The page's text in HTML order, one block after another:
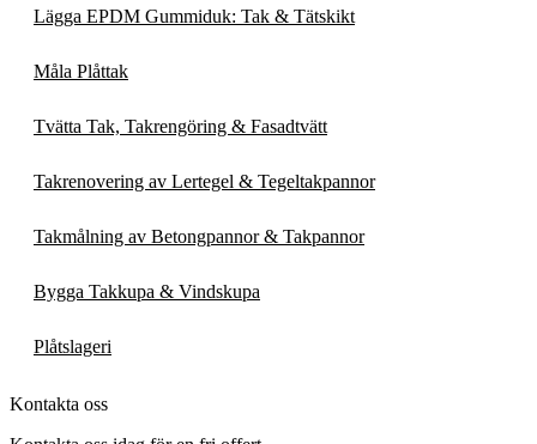
Lägga EPDM Gummiduk: Tak & Tätskikt
Måla Plåttak
Tvätta Tak, Takrengöring & Fasadtvätt
Takrenovering av Lertegel & Tegeltakpannor
Takmålning av Betongpannor & Takpannor
Bygga Takkupa & Vindskupa
Plåtslageri
Kontakta oss